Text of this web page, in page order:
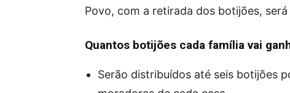
Povo, com a retirada dos botijões, será
Quantos botijões cada família vai
Serão distribuídos até seis botijões